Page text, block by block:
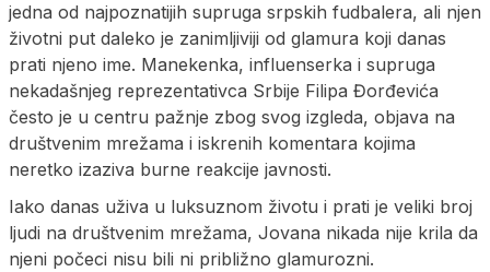
jedna od najpoznatijih supruga srpskih fudbalera, ali njen
životni put daleko je zanimljiviji od glamura koji danas
prati njeno ime. Manekenka, influenserka i supruga
nekadašnjeg reprezentativca Srbije Filipa Đorđevića
često je u centru pažnje zbog svog izgleda, objava na
društvenim mrežama i iskrenih komentara kojima
neretko izaziva burne reakcije javnosti.
Iako danas uživa u luksuznom životu i prati je veliki broj
ljudi na društvenim mrežama, Jovana nikada nije krila da
njeni počeci nisu bili ni približno glamurozni.